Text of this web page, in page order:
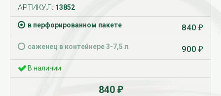
АРТИКУЛ: 13852
в перфорированном пакете 840 ₽
саженец в контейнере 3-7,5 л 900 ₽
В наличии
840 ₽